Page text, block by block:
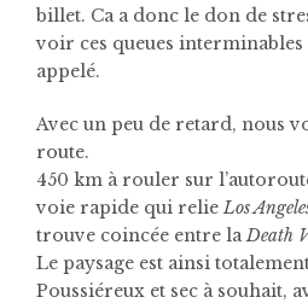
billet. Ca a donc le don de
voir ces queues interminables
appelé.
Avec un peu de retard, nous
route.
450 km à rouler sur
voie rapide qui relieLos
trouve coincée entre laDeath
Le paysage est ainsi
Poussiéreux et sec à souhait,